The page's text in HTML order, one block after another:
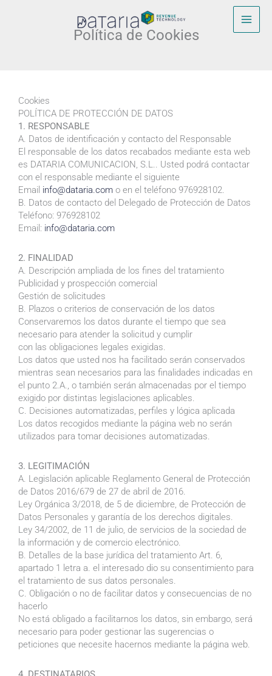
Política de Cookies
Cookies
POLÍTICA DE PROTECCIÓN DE DATOS
1. RESPONSABLE
A. Datos de identificación y contacto del Responsable
El responsable de los datos recabados mediante esta web
es DATARIA COMUNICACION, S.L.. Usted podrá contactar
con el responsable mediante el siguiente
Email info@dataria.com o en el teléfono 976928102.
B. Datos de contacto del Delegado de Protección de Datos
Teléfono: 976928102
Email: info@dataria.com
2. FINALIDAD
A. Descripción ampliada de los fines del tratamiento
Publicidad y prospección comercial
Gestión de solicitudes
B. Plazos o criterios de conservación de los datos
Conservaremos los datos durante el tiempo que sea
necesario para atender la solicitud y cumplir
con las obligaciones legales exigidas.
Los datos que usted nos ha facilitado serán conservados
mientras sean necesarios para las finalidades indicadas en
el punto 2.A., o también serán almacenadas por el tiempo
exigido por distintas legislaciones aplicables.
C. Decisiones automatizadas, perfiles y lógica aplicada
Los datos recogidos mediante la página web no serán
utilizados para tomar decisiones automatizadas.
3. LEGITIMACIÓN
A. Legislación aplicable Reglamento General de Protección
de Datos 2016/679 de 27 de abril de 2016.
Ley Orgánica 3/2018, de 5 de diciembre, de Protección de
Datos Personales y garantía de los derechos digitales.
Ley 34/2002, de 11 de julio, de servicios de la sociedad de
la información y de comercio electrónico.
B. Detalles de la base jurídica del tratamiento Art. 6,
apartado 1 letra a. el interesado dio su consentimiento para
el tratamiento de sus datos personales.
C. Obligación o no de facilitar datos y consecuencias de no
hacerlo
No está obligado a facilitarnos los datos, sin embargo, será
necesario para poder gestionar las sugerencias o
peticiones que necesite hacernos mediante la página web.